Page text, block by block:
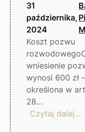
31
października,
2024
Koszt pozwu
wniesienie
wynosi 600 zł
określona w
28…
Czytaj dalej…